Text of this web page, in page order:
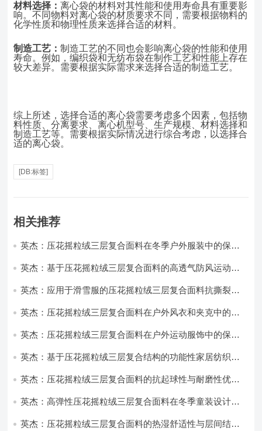
材料选择：离心袋的材料对其性能和使用寿命具有重要影
响。不同物料对离心袋的材质要求不同，需要根据物料的
化学性质和物理性质来选择合适的材料。
制造工艺：制造工艺的不同也会影响离心袋的性能和使用
寿命。例如，编织袋和无纺布袋在制作工艺和性能上存在
较大差异。需要根据实际需求来选择合适的制造工艺。
综上所述，选择合适的离心袋需要考虑多个因素，包括物
料性质、分离要求、离心机型号、生产规模、材料选择和
制造工艺等。需要根据实际情况进行综合考虑，以选择合
适的离心袋。
[DB:标签]
相关推荐
英杰：压花摇粒绒三层复合面料在冬季户外服装中的保暖
英杰：基于压花摇粒绒三层复合面料的高透气防风运动服
英杰：应用于滑雪服的压花摇粒绒三层复合面料抗撕裂与
英杰：压花摇粒绒三层复合面料在户外风衣和夹克中的应
英杰：压花摇粒绒三层复合面料在户外运动服饰中的保暖
英杰：基于压花摇粒绒三层复合结构的功能性家居纺织品
英杰：压花摇粒绒三层复合面料的抗起球性与耐磨性优化
英杰：高弹性压花摇粒绒三层复合面料在冬季童装设计中
英杰：压花摇粒绒三层复合面料的热湿舒适性与层间结合